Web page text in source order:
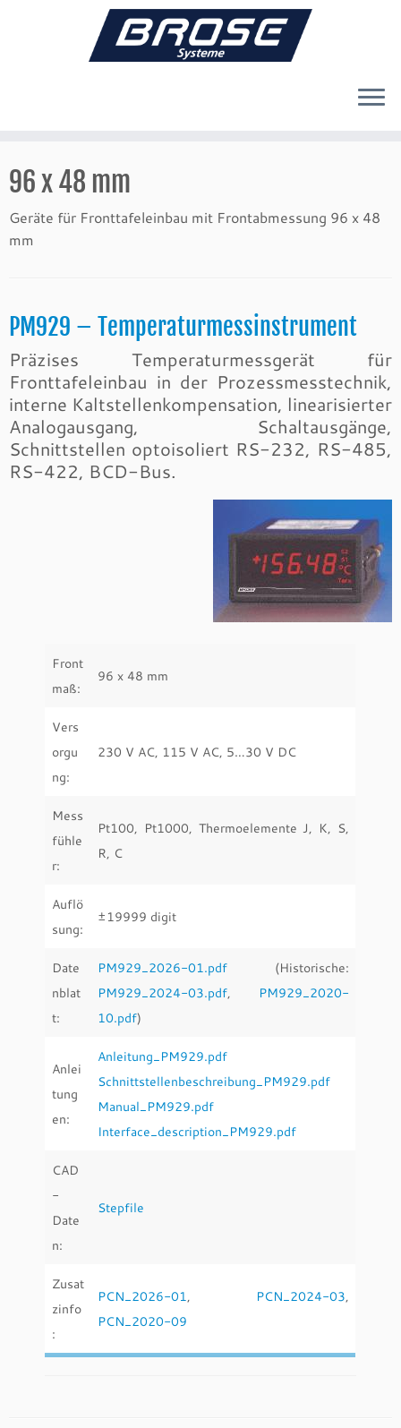
Inhalt
springen
96 x 48 mm
Geräte für Fronttafeleinbau mit Frontabmessung 96 x 48
mm
PM929 – Temperaturmessinstrument
Präzises Temperaturmessgerät für
Fronttafeleinbau in der Prozessmesstechnik,
interne Kaltstellenkompensation, linearisierter
Analogausgang, Schaltausgänge,
Schnittstellen optoisoliert RS-232, RS-485,
RS-422, BCD-Bus.
Front
maß:
96 x 48 mm
Vers
orgu
ng:
230 V AC, 115 V AC, 5…30 V DC
Mess
fühle
r:
Pt100, Pt1000, Thermoelemente J, K, S,
R, C
Auflö
sung:
±19999 digit
Date
nblat
t:
PM929_2026-01.pdf (Historische:
PM929_2024-03.pdf,
PM929_2020-
10.pdf)
Anlei
tung
en:
Anleitung_PM929.pdf
Schnittstellenbeschreibung_PM929.pdf
Manual_PM929.pdf
Interface_description_PM929.pdf
CAD
-
Date
n:
Stepfile
Zusat
zinfo
:
PCN_2026-01, PCN_2024-03,
PCN_2020-09